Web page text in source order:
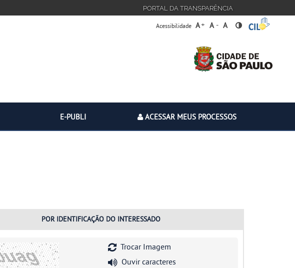
PORTAL DA TRANSPARÊNCIA
A+ A - A
Acessibilidade
E-PUBLI ACESSAR MEUS PROCESSOS
POR IDENTIFICAÇÃO DO INTERESSADO
Trocar Imagem
Ouvir caracteres